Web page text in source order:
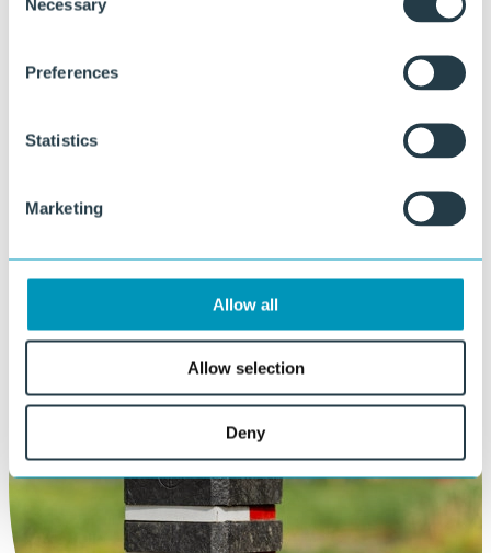
Selection
Necessary
Preferences
Statistics
Marketing
Allow all
Allow selection
Deny
oplossingen bouwen we samen aan een duurzame
toekomst. Onze experts staan altijd klaar om met u mee te denken.